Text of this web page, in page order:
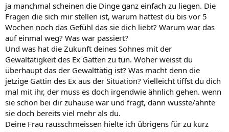
ja manchmal scheinen die Dinge ganz einfach zu liegen. Die
Fragen die sich mir stellen ist, warum hattest du bis vor 5
Wochen noch das Gefühl das sie dich liebt? Warum war das
auf einmal weg? Was war passiert?
Und was hat die Zukunft deines Sohnes mit der
Gewaltätigkeit des Ex Gatten zu tun. Woher weisst du
überhaupt das der Gewalttätig ist? Was macht denn die
jetzige Gattin des Ex aus der Situation? Vielleicht tiffst du dich
mal mit ihr, der muss es doch irgendwie ähnlich gehen. wenn
sie schon bei dir zuhause war und fragt, dann wusste/ahnte
sie doch bereits viel mehr als du.
Deine Frau rausschmeissen hielte ich übrigens für zu kurz